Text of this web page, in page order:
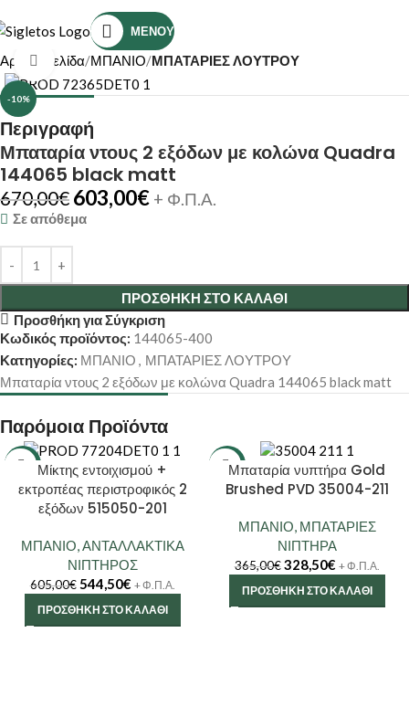
ΜΕΝΟΎ
Αρχική σελίδα ΜΠΑΝΙΟ ΜΠΑΤΑΡΙΕΣ ΛΟΥΤΡΟΥ
-10%
Κάντε κλικ για μεγέθυνση
Περιγραφή
Μπαταρία ντους 2 εξόδων με κολώνα Quadra
144065 black matt
670,00€ 603,00€ + Φ.Π.Α.
Σε απόθεμα
ΠΡΟΣΘΉΚΗ ΣΤΟ ΚΑΛΆΘΙ
Προσθήκη για Σύγκριση
Κωδικός προϊόντος: 144065-400
Κατηγορίες: ΜΠΑΝΙΟ , ΜΠΑΤΑΡΙΕΣ ΛΟΥΤΡΟΥ
Μπαταρία ντους 2 εξόδων με κολώνα Quadra 144065 black matt
Παρόμοια Προϊόντα
Μίκτης εντοιχισμού +
εκτροπέας περιστροφικός 2
εξόδων 515050-201
ΜΠΑΝΙΟ,ΑΝΤΑΛΛΑΚΤΙΚΑ
ΝΙΠΤΗΡΟΣ
605,00€ 544,50€ + Φ.Π.Α.
ΠΡΟΣΘΉΚΗ ΣΤΟ ΚΑΛΆΘΙ
-10%Μπαταρία νυπτήρα Gold
Brushed PVD 35004-211
ΜΠΑΝΙΟ, ΜΠΑΤΑΡΙΕΣ
ΝΙΠΤΗΡΑ
365,00€ 328,50€ + Φ.Π.Α.
ΠΡΟΣΘΉΚΗ ΣΤΟ ΚΑΛΆΘΙ